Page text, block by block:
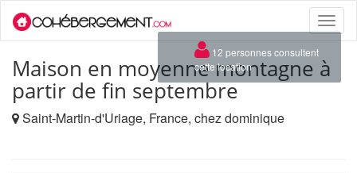
Toggle
Maison en moyenne montagne à
partir de fin septembre
Saint-Martin-d'Uriage, France, chez dominique
×
12 personnes consultent
cette location